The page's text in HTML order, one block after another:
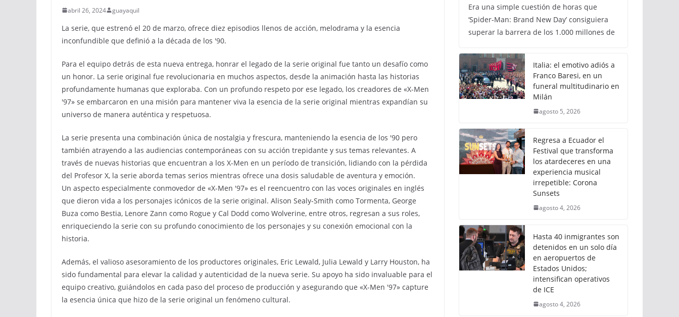
abril 26, 2024 guayaquil
La serie, que estrenó el 20 de marzo, ofrece diez episodios llenos de acción, melodrama y la esencia
inconfundible que definió a la década de los '90.
Para el equipo detrás de esta nueva entrega, honrar el legado de la serie original fue tanto un desafío como
un honor. La serie original fue revolucionaria en muchos aspectos, desde la animación hasta las historias
profundamente humanas que exploraba. Con un profundo respeto por ese legado, los creadores de «X-Men
'97» se embarcaron en una misión para mantener viva la esencia de la serie original mientras expandían su
universo de manera auténtica y respetuosa.
La serie presenta una combinación única de nostalgia y frescura, manteniendo la esencia de los '90 pero
también atrayendo a las audiencias contemporáneas con su acción trepidante y sus temas relevantes. A
través de nuevas historias que encuentran a los X-Men en un período de transición, lidiando con la pérdida
del Profesor X, la serie aborda temas serios mientras ofrece una dosis saludable de aventura y emoción.
Un aspecto especialmente conmovedor de «X-Men '97» es el reencuentro con las voces originales en inglés
que dieron vida a los personajes icónicos de la serie original. Alison Sealy-Smith como Tormenta, George
Buza como Bestia, Lenore Zann como Rogue y Cal Dodd como Wolverine, entre otros, regresan a sus roles,
enriqueciendo la serie con su profundo conocimiento de los personajes y su conexión emocional con la
historia.
Además, el valioso asesoramiento de los productores originales, Eric Lewald, Julia Lewald y Larry Houston, ha
sido fundamental para elevar la calidad y autenticidad de la nueva serie. Su apoyo ha sido invaluable para el
equipo creativo, guiándolos en cada paso del proceso de producción y asegurando que «X-Men '97» capture
la esencia única que hizo de la serie original un fenómeno cultural.
Era una simple cuestión de horas que
‘Spider-Man: Brand New Day’ consiguiera
superar la barrera de los 1.000 millones de
Italia: el emotivo adiós a
Franco Baresi, en un
funeral multitudinario en
Milán
agosto 5, 2026
Regresa a Ecuador el
Festival que transforma
los atardeceres en una
experiencia musical
irrepetible: Corona
Sunsets
agosto 4, 2026
Hasta 40 inmigrantes son
detenidos en un solo día
en aeropuertos de
Estados Unidos;
intensifican operativos
de ICE
agosto 4, 2026